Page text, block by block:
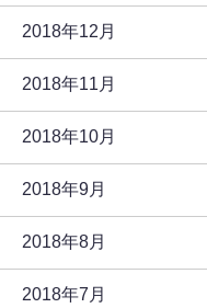
2018年12月
2018年11月
2018年10月
2018年9月
2018年8月
2018年7月